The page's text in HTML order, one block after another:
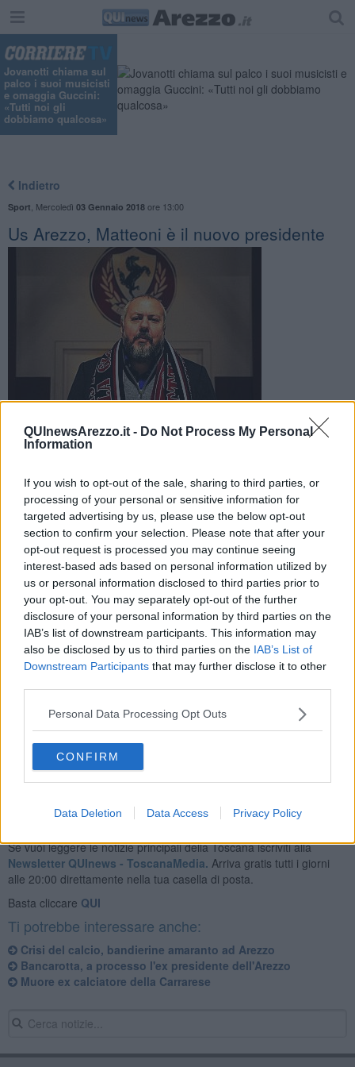
QUInewsArezzo.it - Do Not Process My Personal
Information
If you wish to opt-out of the sale, sharing to third parties, or
processing of your personal or sensitive information for
targeted advertising by us, please use the below opt-out
section to confirm your selection. Please note that after your
opt-out request is processed you may continue seeing
interest-based ads based on personal information utilized by
us or personal information disclosed to third parties prior to
your opt-out. You may separately opt-out of the further
disclosure of your personal information by third parties on the
IAB’s list of downstream participants. This information may
also be disclosed by us to third parties on the IAB’s List of
Downstream Participants that may further disclose it to other
Personal Data Processing Opt Outs
CONFIRM
Data Deletion Data Access Privacy Policy
Jovanotti chiama sul
palco i suoi musicisti
e omaggia Guccini:
«Tutti noi gli
dobbiamo qualcosa»
Indietro
Sport Mercoledì 03 Gennaio 2018ore 13:00
Us Arezzo, Matteoni è il nuovo presidente
Marco Matteoni
Matteoni Group. A breve la presentazione del nuovo cda
E' ormai ufficiale: Marco Matteoni è il nuovo
presidente e proprietario dell'Us Arezzo . Il club toscano che milita
in serie C ha comunicato il passaggio di proprietà, tramite cessione
delle quote, dalla Neos Solution Soc. Consortile alla Marco
Matteoni Group.
L'imprenditore romano è diventato così a tutti gli effetti il nuovo
rimasto stabilmente al Comitato Orgoglio Amaranto.
Se vuoi leggere le notizie principali della Toscana iscriviti alla
Newsletter QUInews - ToscanaMedia. Arriva gratis tutti i giorni
alle 20:00 direttamente nella tua casella di posta.
Basta cliccare QUI
Ti potrebbe interessare anche:
Crisi del calcio, bandierine amaranto ad Arezzo
Bancarotta, a processo l'ex presidente dell'Arezzo
Muore ex calciatore della Carrarese